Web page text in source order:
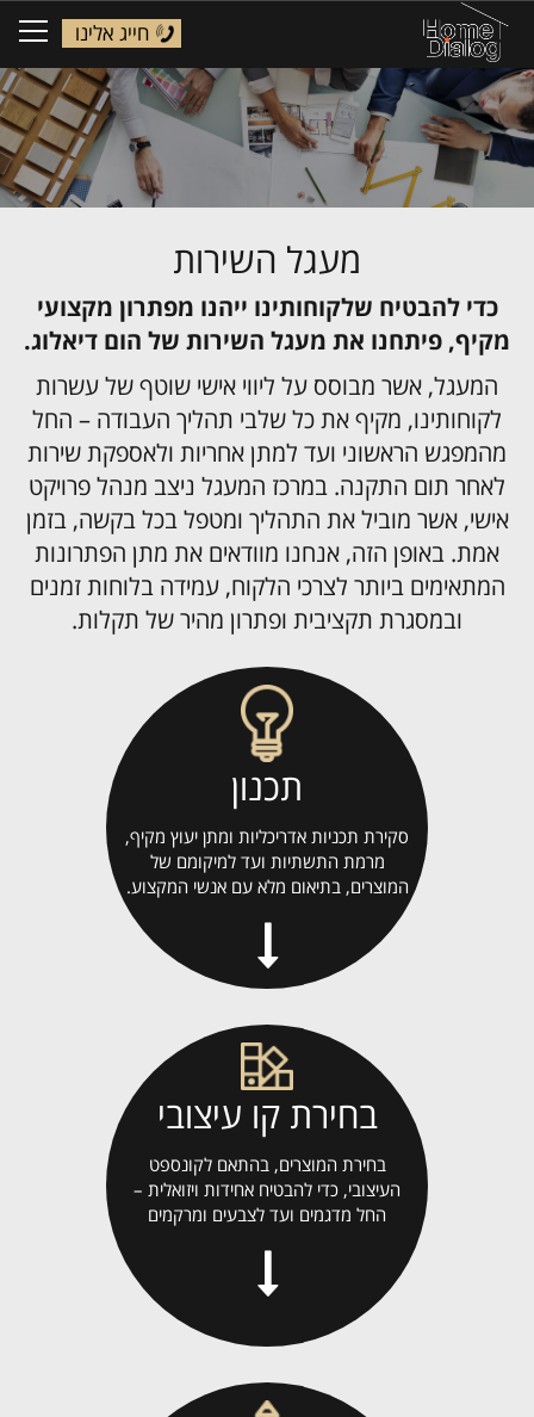
חייג אלינו
מעגל השירות
כדי להבטיח שלקוחותינו ייהנו מפתרון מקצועי
מקיף, פיתחנו את מעגל השירות של הום דיאלוג.
המעגל, אשר מבוסס על ליווי אישי שוטף של עשרות
לקוחותינו, מקיף את כל שלבי תהליך העבודה – החל
מהמפגש הראשוני ועד למתן אחריות ולאספקת שירות
לאחר תום התקנה. במרכז המעגל ניצב מנהל פרויקט
אישי, אשר מוביל את התהליך ומטפל בכל בקשה, בזמן
אמת. באופן הזה, אנחנו מוודאים את מתן הפתרונות
המתאימים ביותר לצרכי הלקוח, עמידה בלוחות זמנים
ובמסגרת תקציבית ופתרון מהיר של תקלות.
תכנון
סקירת תכניות אדריכליות ומתן יעוץ מקיף,
מרמת התשתיות ועד למיקומם של
המוצרים, בתיאום מלא עם אנשי המקצוע.
בחירת קו עיצובי
בחירת המוצרים, בהתאם לקונספט
העיצובי, כדי להבטיח אחידות ויזואלית –
החל מדגמים ועד לצבעים ומרקמים